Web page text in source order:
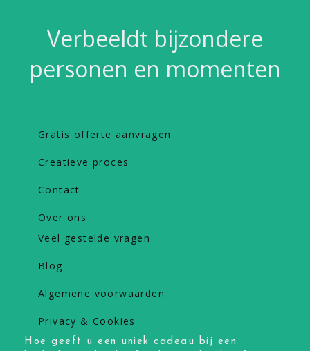
Verbeeldt bijzondere
personen en momenten
Gratis offerte aanvragen
Creatieve proces
Contact
Over ons
Veel gestelde vragen
Blog
Algemene voorwaarden
Privacy & Cookies
Hoe geeft u een uniek cadeau bij een